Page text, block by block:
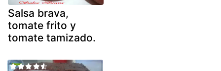
Salsa brava,
tomate frito y
tomate tamizado.